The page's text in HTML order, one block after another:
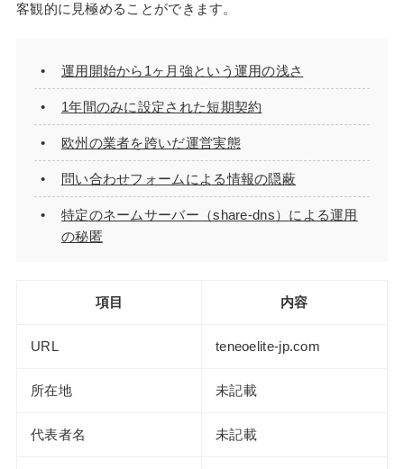
客観的に見極めることができます。
運用開始から1ヶ月強という運用の浅さ
1年間のみに設定された短期契約
欧州の業者を跨いだ運営実態
問い合わせフォームによる情報の隠蔽
特定のネームサーバー（share-dns）による運用
の秘匿
項目 内容
URL teneoelite-jp.com
所在地 未記載
代表者名 未記載